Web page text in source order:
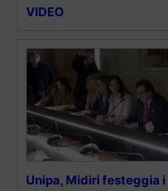
VIDEO
Unipa, Midiri festeggia